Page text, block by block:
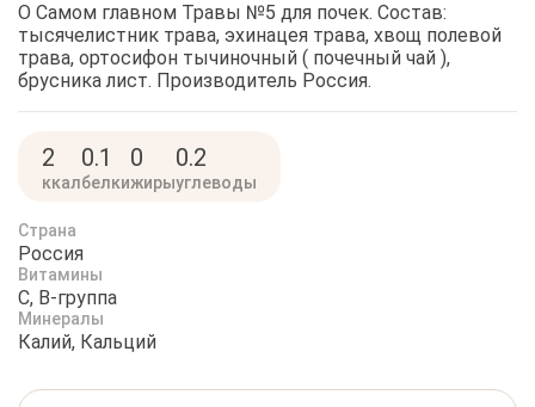
О Самом главном Травы №5 для почек. Состав:
тысячелистник трава, эхинацея трава, хвощ полевой
трава, ортосифон тычиночный ( почечный чай ),
брусника лист. Производитель Россия.
2
ккал
0.1
белки
0
жиры
0.2
углеводы
Страна
Россия
Витамины
C, B-группа
Минералы
Калий, Кальций